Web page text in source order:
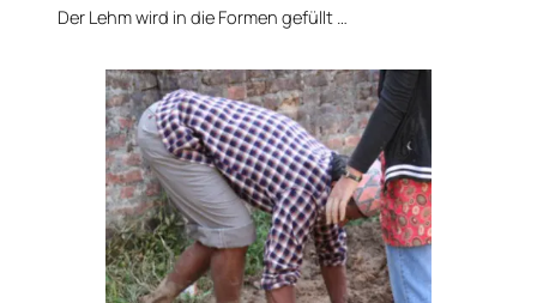
Der Lehm wird in die Formen gefüllt …